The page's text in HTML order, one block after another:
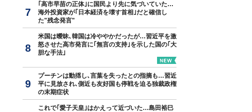
｢高市早苗の正体｣に国民より先に気づいていた…
海外投資家が｢日本経済を壊す首相｣だと確信し
た"残念発言"
米国は曖昧､韓国は冷ややかだったが…習近平を激
怒させた高市発言に｢無言の支持｣を示した国の｢大
胆な手法｣
プーチンは動揺し､言葉を失ったとの指摘も…習近
平に見放され､側近も友好国も停戦を迫る独裁政権
の末期症状
これで｢愛子天皇｣はかえって近づいた…島田裕巳